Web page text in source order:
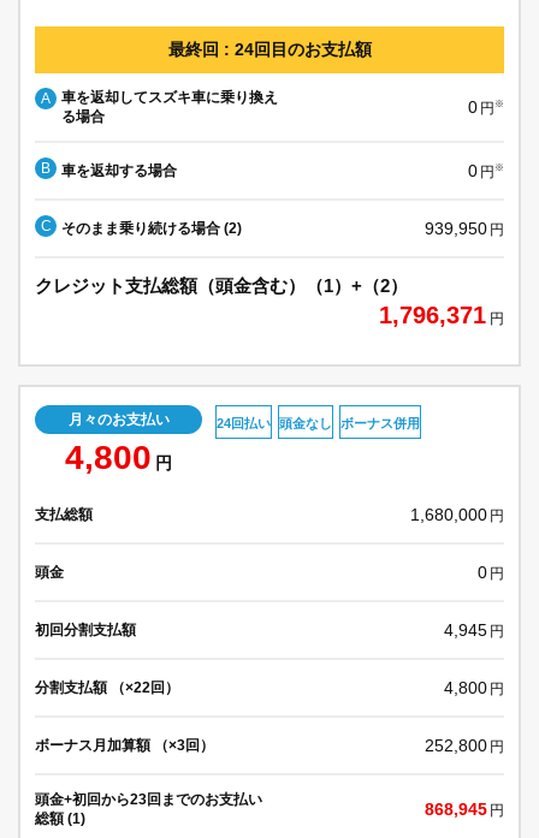
最終回 : 24回目のお支払額
A
車を返却してスズキ車に乗り換え
る場合
0 円 ※
B 車を返却する場合 0 円 ※
C そのまま乗り続ける場合 (2) 939,950 円
クレジット支払総額（頭金含む）（1）+（2）
1,796,371 円
月々のお支払い
4,800 円
24回払い 頭金なし ボーナス併用
支払総額 1,680,000 円
頭金 0 円
初回分割支払額 4,945 円
分割支払額 （×22回） 4,800 円
ボーナス月加算額 （×3回） 252,800 円
頭金+初回から23回までのお支払い
総額 (1)
868,945 円